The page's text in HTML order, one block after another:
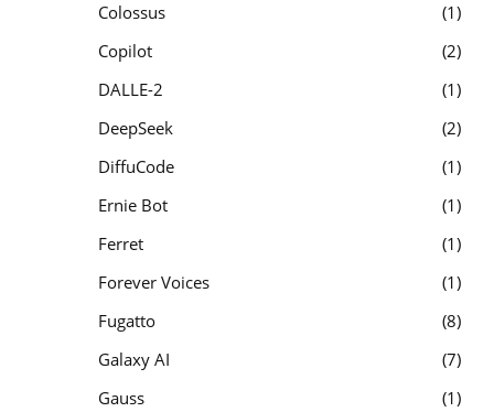
Colossus
1
Copilot
2
DALLE-2
1
DeepSeek
2
DiffuCode
1
Ernie Bot
1
Ferret
1
Forever Voices
1
Fugatto
8
Galaxy AI
7
Gauss
1